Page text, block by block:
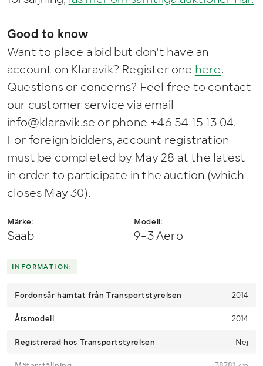
Good to know
Want to place a bid but don't have an
account on Klaravik? Register one here.
Questions or concerns? Feel free to contact
our customer service via email
info@klaravik.se or phone +46 54 15 13 04.
For foreign bidders, account registration
must be completed by May 28 at the latest
in order to participate in the auction (which
closes May 30).
Märke:
Saab
Modell:
9-3 Aero
INFORMATION:
Fordonsår hämtat från Transportstyrelsen 2014
Årsmodell 2014
Registrerad hos Transportstyrelsen Nej